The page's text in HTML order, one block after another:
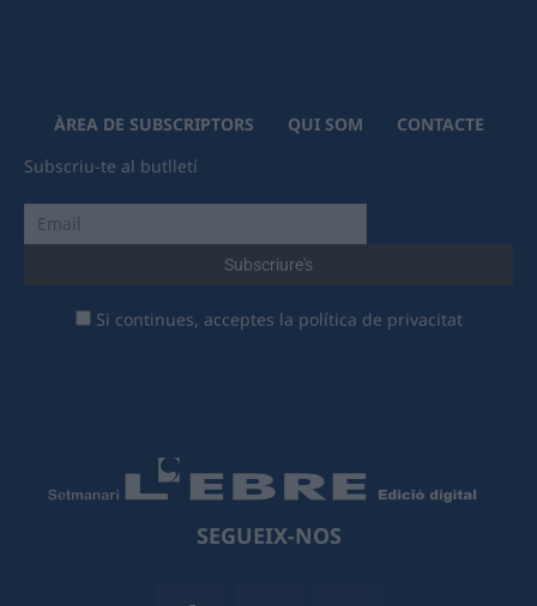
ÀREA DE SUBSCRIPTORS QUI SOM
CONTACTE
Subscriu-te al butlletí
Si continues, acceptes la política de privacitat
SEGUEIX-NOS